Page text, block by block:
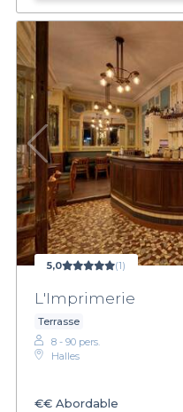
5,0 (1)
L'Imprimerie
Terrasse
8 - 90 pers.
Halles
€€ Abordable